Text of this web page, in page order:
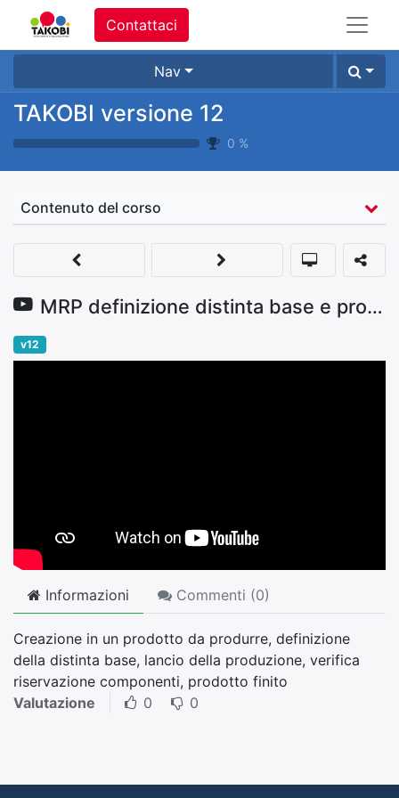
Contattaci
Nav
TAKOBI versione 12
0 %
Contenuto del corso
MRP definizione distinta base e produzione prodotto finito
v12
Informazioni Commenti (0)
Creazione in un prodotto da produrre, definizione
della distinta base, lancio della produzione, verifica
riservazione componenti, prodotto finito
Valutazione
0 0